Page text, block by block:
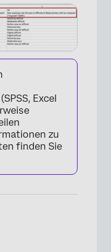
Excel
zu
finden Sie